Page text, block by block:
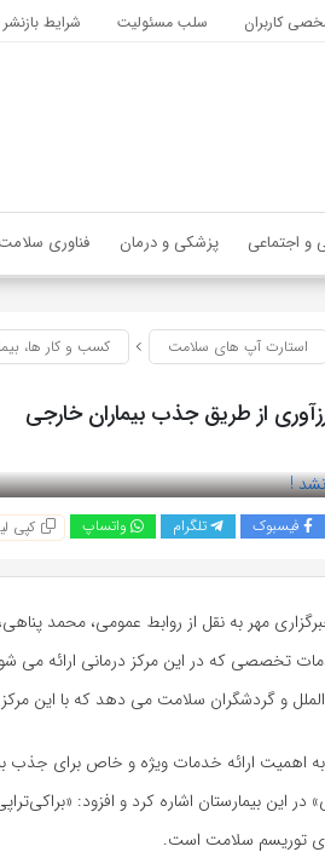
کاربران سلب مسئولیت شرایط
و اجتماعی پزشکی و درمان فناوری سلامت
استارت آپ های سلامت کسب و کار ها،
از طریق جذب بیماران خارجی
فیسبوک تلگرام واتساپ کپی
مهر به نقل از روابط عمومی، محمد پناهی،
تخصصی که در این مرکز درمانی ارائه می
الملل و گردشگران سلامت می دهد که با این
به اهمیت ارائه خدمات ویژه و خاص برای جذب
در این بیمارستان اشاره کرد و افزود:
توریسم سلامت است.